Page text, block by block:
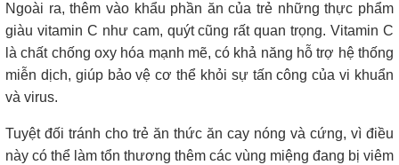
Ngoài ra, thêm vào khẩu phần ăn của trẻ những thực phẩm
giàu vitamin C như cam, quýt cũng rất quan trọng. Vitamin C
là chất chống oxy hóa mạnh mẽ, có khả năng hỗ trợ hệ thống
miễn dịch, giúp bảo vệ cơ thể khỏi sự tấn công của vi khuẩn
và virus.
Tuyệt đối tránh cho trẻ ăn thức ăn cay nóng và cứng, vì điều
này có thể làm tổn thương thêm các vùng miệng đang bị viêm